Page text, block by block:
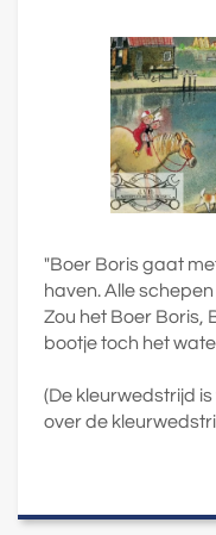
"Boer Boris gaat
haven. Alle
Zou het Boer Boris,
bootje toch het
(De kleurwedstrijd
over de